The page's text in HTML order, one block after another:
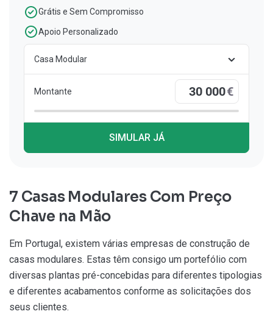
Grátis e Sem Compromisso
Apoio Personalizado
Casa Modular
Montante €
SIMULAR JÁ
7 Casas Modulares Com Preço
Chave na Mão
Em Portugal, existem várias empresas de construção de
casas modulares. Estas têm consigo um portefólio com
diversas plantas pré-concebidas para diferentes tipologias
e diferentes acabamentos conforme as solicitações dos
seus clientes.